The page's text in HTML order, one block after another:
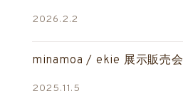
2026.2.2
minamoa / ekie 展示販売会
2025.11.5